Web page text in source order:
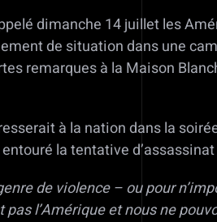
dimanche 14 juillet les
de situation dans une
remarques à la Maison
à la nation dans la
la tentative
de violence – ou pour
l’Amérique et nous ne